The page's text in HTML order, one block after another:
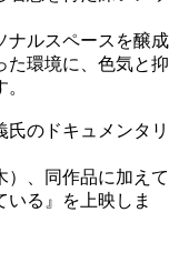
ナルスペースを醸成
た環境に、色気と抑
のドキュメンタリ
）、同作品に加えて
る』を上映しま